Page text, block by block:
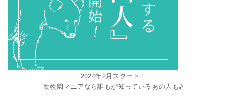
2024年2月スタート！
動物園マニアなら誰もが知っているあの人も♪